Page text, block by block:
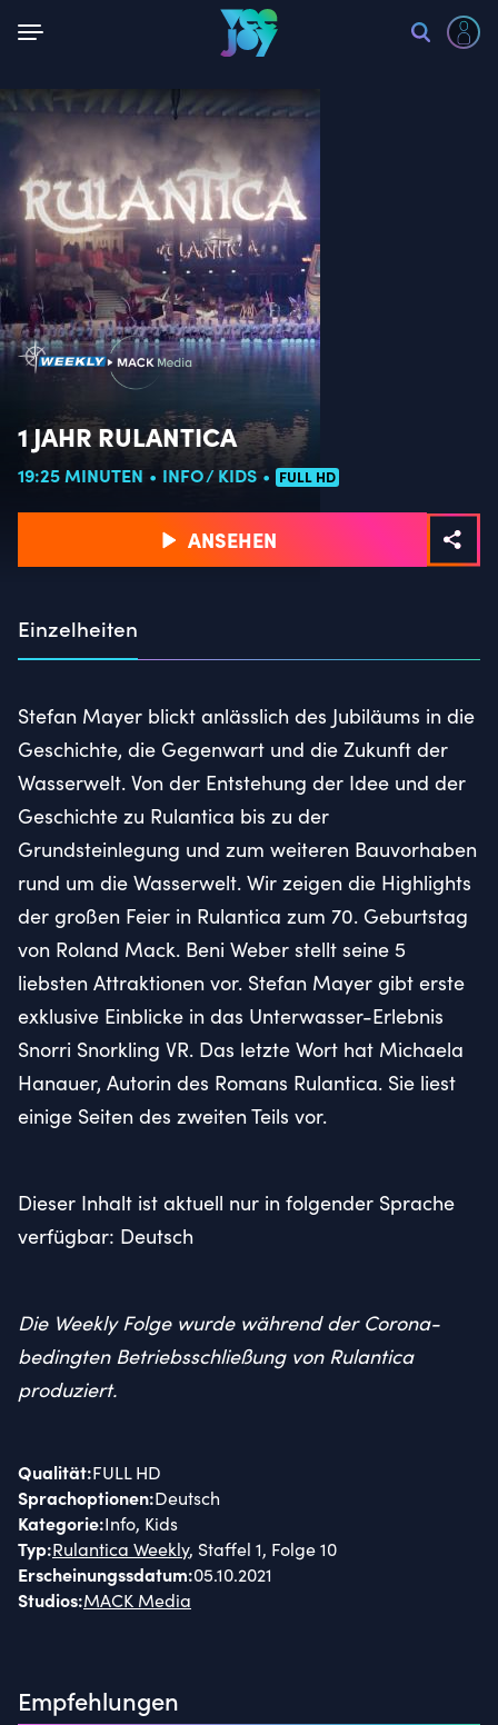
1 JAHR RULANTICA
19:25 MINUTEN INFO KIDS FULL HD
ANSEHEN
Einzelheiten
Stefan Mayer blickt anlässlich des Jubiläums in die
Geschichte, die Gegenwart und die Zukunft der
Wasserwelt. Von der Entstehung der Idee und der
Geschichte zu Rulantica bis zu der
Grundsteinlegung und zum weiteren Bauvorhaben
rund um die Wasserwelt. Wir zeigen die Highlights
der großen Feier in Rulantica zum 70. Geburtstag
von Roland Mack. Beni Weber stellt seine 5
liebsten Attraktionen vor. Stefan Mayer gibt erste
exklusive Einblicke in das Unterwasser-Erlebnis
Snorri Snorkling VR. Das letzte Wort hat Michaela
Hanauer, Autorin des Romans Rulantica. Sie liest
einige Seiten des zweiten Teils vor.
Dieser Inhalt ist aktuell nur in folgender Sprache
verfügbar: Deutsch
Die Weekly Folge wurde während der Corona-
bedingten Betriebsschließung von Rulantica
produziert.
Qualität:FULL HD
Sprachoptionen:Deutsch
Kategorie:Info, Kids
Typ:Rulantica Weekly, Staffel 1, Folge 10
Erscheinungssdatum:05.10.2021
Studios:MACK Media
Empfehlungen